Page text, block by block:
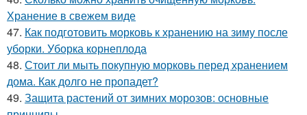
Хранение в свежем виде
47. Как подготовить морковь к хранению на зиму после
уборки. Уборка корнеплода
48. Стоит ли мыть покупную морковь перед хранением
дома. Как долго не пропадет?
49. Защита растений от зимних морозов: основные